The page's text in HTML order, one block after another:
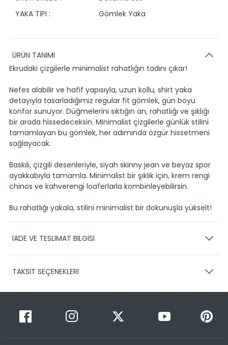
YAKA TİPİ :
Gömlek Yaka
ÜRÜN TANIMI
Ekrudaki çizgilerle minimalist rahatlığın tadını çıkar!
Nefes alabilir ve hafif yapısıyla, uzun kollu, shirt yaka
detayıyla tasarladığımız regular fit gömlek, gün boyu
konfor sunuyor. Düğmelerini sıktığın an, rahatlığı ve şıklığı
bir arada hissedeceksin. Minimalist çizgilerle günlük stilini
tamamlayan bu gömlek, her adımında özgür hissetmeni
sağlayacak.
Baskılı, çizgili desenleriyle, siyah skinny jean ve beyaz spor
ayakkabıyla tamamla. Minimalist bir şıklık için, krem rengi
chinos ve kahverengi loaferlarla kombinleyebilirsin.
Bu rahatlığı yakala, stilini minimalist bir dokunuşla yükselt!
İADE VE TESLİMAT BİLGİSİ
Ürünlerinizin gönderimini anlaşmalı olduğumuz PTT,
1-3 iş günü içerisinde kargoya teslim edilir.
Siparişimin kargo takibini nasıl yapabilirim?
TAKSİT SEÇENEKLERİ
Taksit Sayısı Taksit Miktarı
Taksitli Tutar
Toplam
399,99 TL